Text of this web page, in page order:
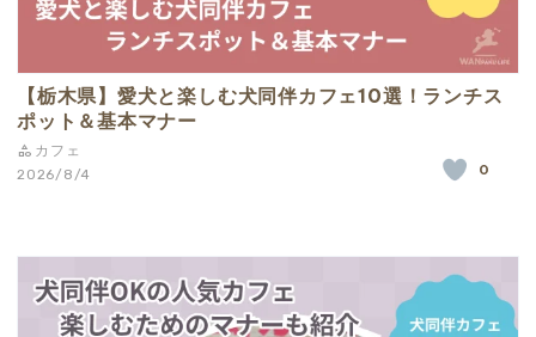
【栃木県】愛犬と楽しむ犬同伴カフェ10選！ランチス
ポット＆基本マナー
カフェ
2026/8/4 0